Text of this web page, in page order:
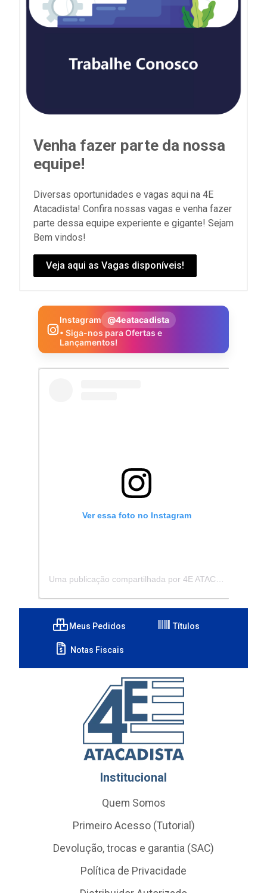
Venha fazer parte da nossa
equipe!
Diversas oportunidades e vagas aqui na 4E
Atacadista! Confira nossas vagas e venha fazer
parte dessa equipe experiente e gigante! Sejam
Bem vindos!
Veja aqui as Vagas disponíveis!
Instagram
@4eatacadista
• Siga-nos para Ofertas e
Lançamentos!
Ver essa foto no Instagram
Meus Pedidos Títulos
Notas Fiscais
Institucional
Quem Somos
Primeiro Acesso (Tutorial)
Devolução, trocas e garantia (SAC)
Política de Privacidade